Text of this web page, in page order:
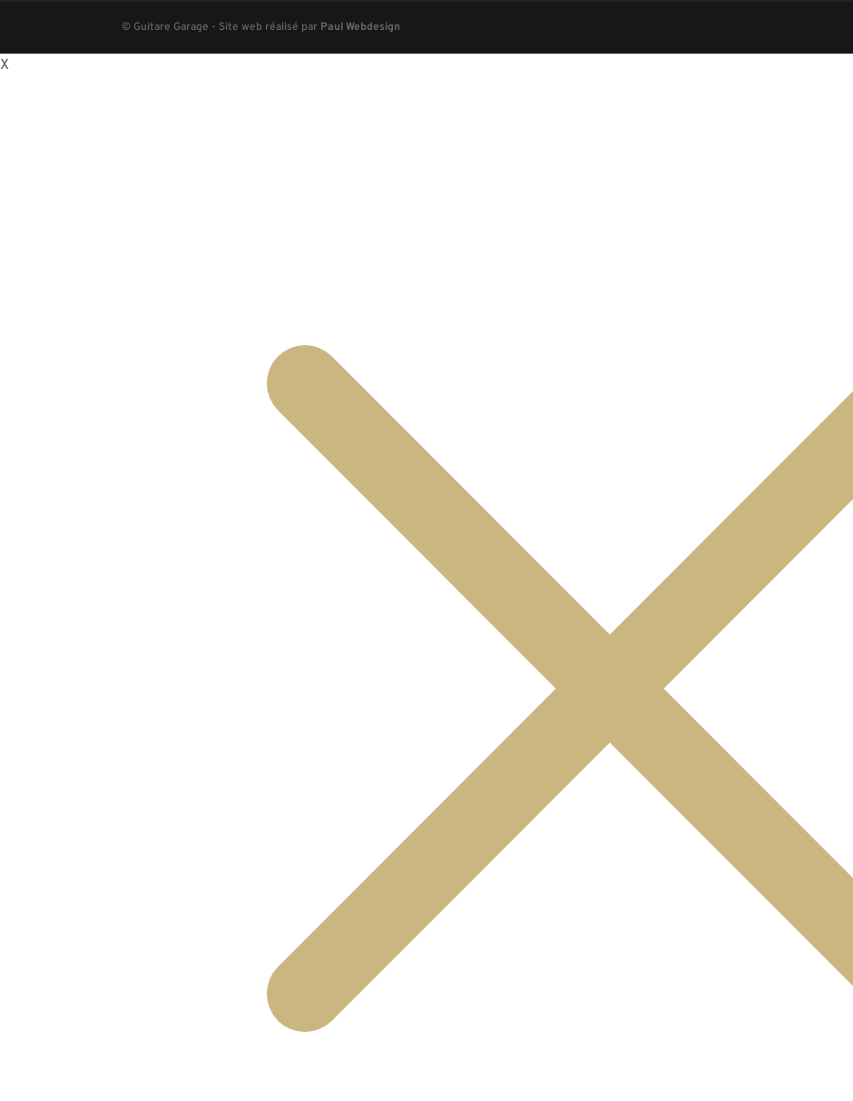
© Guitare Garage - Site web réalisé par Paul Webdesign
X